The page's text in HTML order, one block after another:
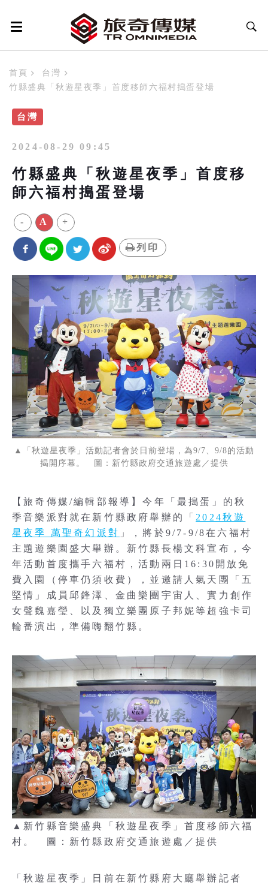
首頁
台灣
竹縣盛典「秋遊星夜季」首度移師六福村搗蛋登場
台灣
2024-08-29 09:45
竹縣盛典「秋遊星夜季」首度移
師六福村搗蛋登場
- A +
列印
▲「秋遊星夜季」活動記者會於日前登場，為9/7、9/8的活動
揭開序幕。 圖：新竹縣政府交通旅遊處／提供
【旅奇傳媒/編輯部報導】今年「最搗蛋」的秋
季音樂派對就在新竹縣政府舉辦的「 2024秋遊
星夜季 萬聖奇幻派對 」，將於9/7-9/8在六福村
主題遊樂園盛大舉辦。新竹縣長楊文科宣布，今
年活動首度攜手六福村，活動兩日16:30開放免
費入園（停車仍須收費），並邀請人氣天團「五
堅情」成員邱鋒澤、金曲樂團宇宙人、實力創作
女聲魏嘉瑩、以及獨立樂團原子邦妮等超強卡司
輪番演出，準備嗨翻竹縣。
▲新竹縣音樂盛典「秋遊星夜季」首度移師六福
村。 圖：新竹縣政府交通旅遊處／提供
「秋遊星夜季」日前在新竹縣府大廳舉辦記者